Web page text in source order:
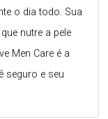
o dia todo. Sua
nutre a pele
Men Care é a
seguro e seu